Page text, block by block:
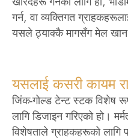
गर्न, वा व्यक्तिगत
यसले ठ्याक्कै मागसँग मेल
यसलाई कसरी कायम
जिंक-गोल्ड टेन्ट स्टक विशेष
लागि डिजाइन गरिएको हो।
विशेषताले ग्राहकहरूको लागि